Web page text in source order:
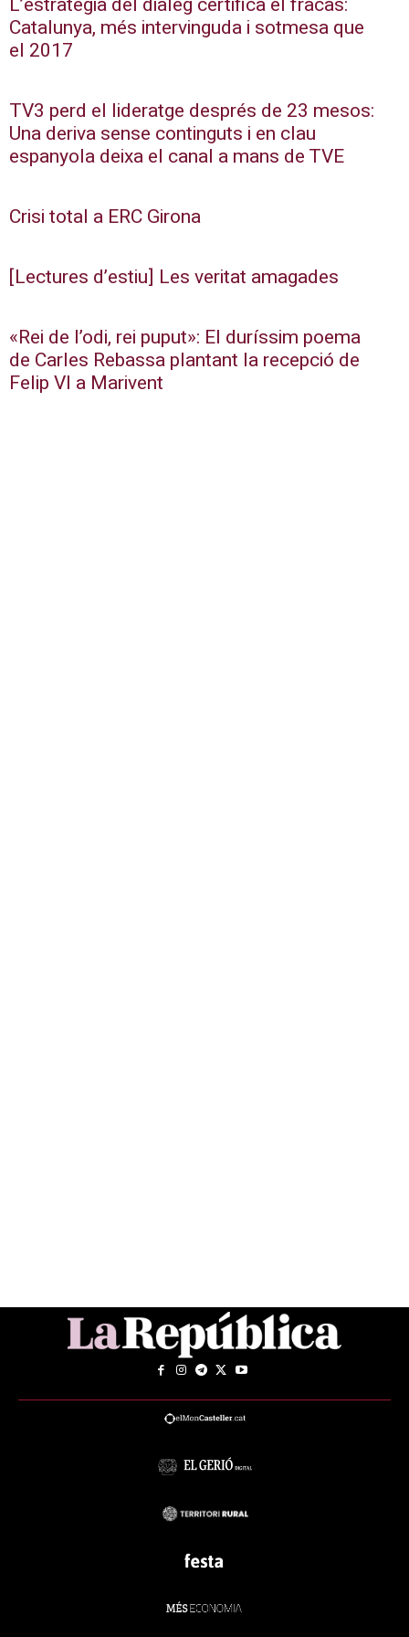
Catalunya, més intervinguda i sotmesa que
el 2017
TV3 perd el lideratge després de 23 mesos:
Una deriva sense continguts i en clau
espanyola deixa el canal a mans de TVE
Crisi total a ERC Girona
[Lectures d’estiu] Les veritat amagades
«Rei de l’odi, rei puput»: El duríssim poema
de Carles Rebassa plantant la recepció de
Felip VI a Marivent